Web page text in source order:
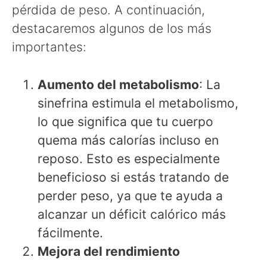
pérdida de peso. A continuación,
destacaremos algunos de los más
importantes:
Aumento del metabolismo: La
sinefrina estimula el metabolismo,
lo que significa que tu cuerpo
quema más calorías incluso en
reposo. Esto es especialmente
beneficioso si estás tratando de
perder peso, ya que te ayuda a
alcanzar un déficit calórico más
fácilmente.
Mejora del rendimiento